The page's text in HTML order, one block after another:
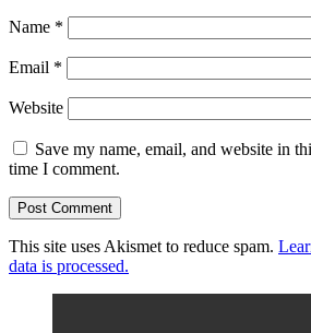
Name *
Email *
Website
Save my name, email, and website in
time I comment.
This site uses Akismet to reduce spam.
data is processed.